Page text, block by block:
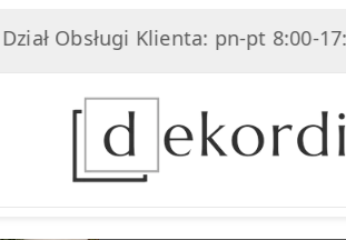
Obsługi Klienta: pn-pt 8:00-